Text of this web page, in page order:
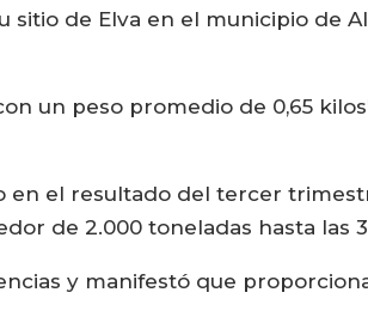
sitio de Elva en el municipio de
un peso promedio de 0,65
en el resultado del tercer
de 2.000 toneladas hasta las
y manifestó que